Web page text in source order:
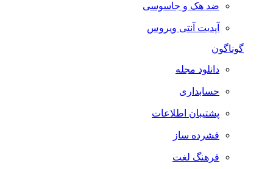
ضد هک و جاسوسی
آپدیت آنتی ویروس
گوناگون
دانلود مجله
حسابداری
پشتیبان اطلاعات
فشرده ساز
فرهنگ لغت